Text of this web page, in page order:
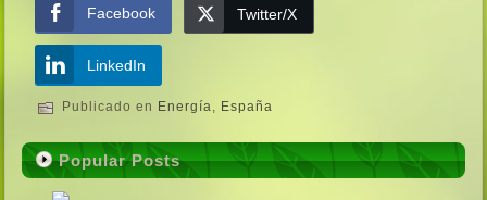
Facebook
Twitter/X
LinkedIn
Publicado en Energí­a, España
Popular Posts